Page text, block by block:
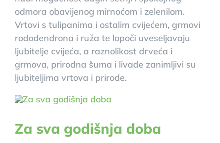
odmora obavijenog mirnoćom i zelenilom.
Vrtovi s tulipanima i ostalim cvijećem, grmovi
rododendrona i ruža te lopoči uveseljavaju
ljubitelje cvijeća, a raznolikost drveća i
grmova, prirodna šuma i livade zanimljivi su
ljubiteljima vrtova i prirode.
Za sva godišnja doba